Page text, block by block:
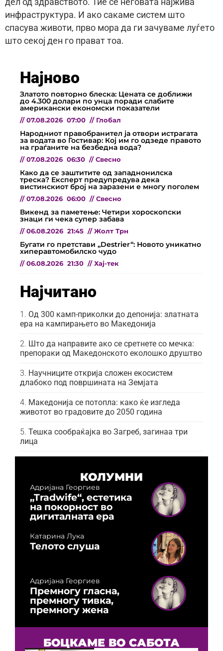
дел од здравството. Тие се неговата најжива
инфраструктура. И ако сакаме систем што
спасува животи, прво мора да ги зачуваме луѓето
што секој ден го прават тоа.
Најново
Златото повторно блеска: Цената се доближи
до 4.300 долари по унца поради слабите
американски економски показатели
// 07.08.2026 07:00 // Глобал
Народниот правобранител ја отвори истрагата
за водата во Гостивар: Кој им го одзеде правото
на граѓаните на безбедна вода?
// 07.08.2026 06:30 // Свесно
Како да се заштитите од западнонилска
треска? Експерт предупредува дека
вистинскиот број на заразени е многу поголем
// 07.08.2026 06:00 // Свесно
Викенд за паметење: Четири хороскопски
знаци ги чека супер забава
// 06.08.2026 21:45 // Жолт Трн
Бугати го претстави „Destrier“: Новото уникатно
хиперавтомобилско чудо
// 06.08.2026 21:30 // Хај-тек
Најчитано
Од 300 камп-приколки до депонија: златната
ера на кампирањето во Македонија
Што да направите ако се сретнете со мечка:
препораки од Македонското еколошко друштво
Научниците открија сложен екосистем
длабоко под површината на Земјата
Македонија се потопла: како ќе изгледа
животот во градовите до 2050 година
Тешка сообраќајка во Загреб, загинаа три
лица
КОЛУМНИ
Адријана Георгиев
„Tradwife“, естетика
на покорност во
дигиталната ера
Катарина Лука
Телото слуша
Адријана Георгиев
Премногу гласна,
премногу тивка,
премногу жена
БОЦКАМЕ ВО САБОТА